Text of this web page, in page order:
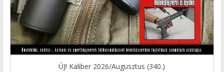
ÚJ! Kaliber 2026/Augusztus (340.)